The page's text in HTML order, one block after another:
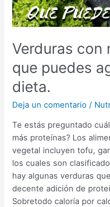
Verduras con
que puedes
dieta.
Deja un comentario /
Te estás preguntado
más proteínas? Los
vegetal incluyen tofu,
los cuales son
hay algunas verduras
decente adición de
Sobretodo caloría por